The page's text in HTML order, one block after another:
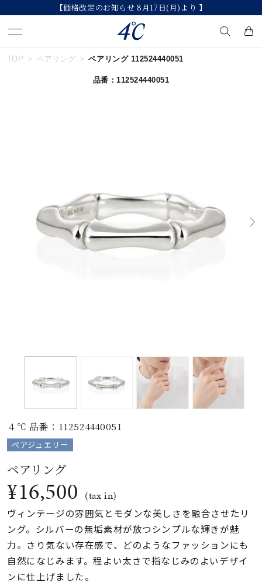
【価格改定のお知らせ 8月17日(月)より 】
キーワードで検索する
ブランド
すべてのジュエリー
誕生石
石の色
ファッションテイス
ト
着用シーン
コレクション
TOP ペアリング ペアリング 112524440051
品番：112524440051
４℃ 品番：112524440051
ペアジュエリー
ペアリング
¥16,500 (tax in)
ヴィンテージの雰囲気とモダンな美しさを融合させたリ
ング。シルバーの無垢素材が放つシンプルな輝きが魅
力。さり気ない存在感で、どのようなファッションにも
自然になじみます。程よい太さで指なじみのよいデザイ
ンに仕上げました。